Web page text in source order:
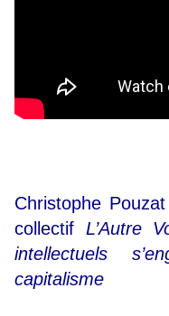
Christophe
collectif L’Autre
intellectuels
capitalisme